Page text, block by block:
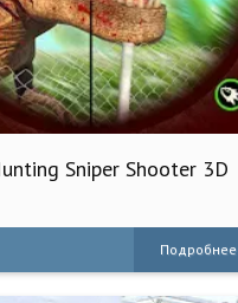
Sniper Shooter 3D
Подробнее